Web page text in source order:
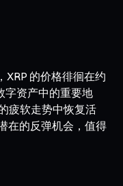
的价格徘徊在约
字资产中的重要地
疲软走势中恢复活
在的反弹机会，值得